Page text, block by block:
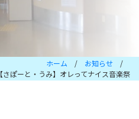
ホーム / お知らせ /
【さぽーと・うみ】オレってナイス音楽祭